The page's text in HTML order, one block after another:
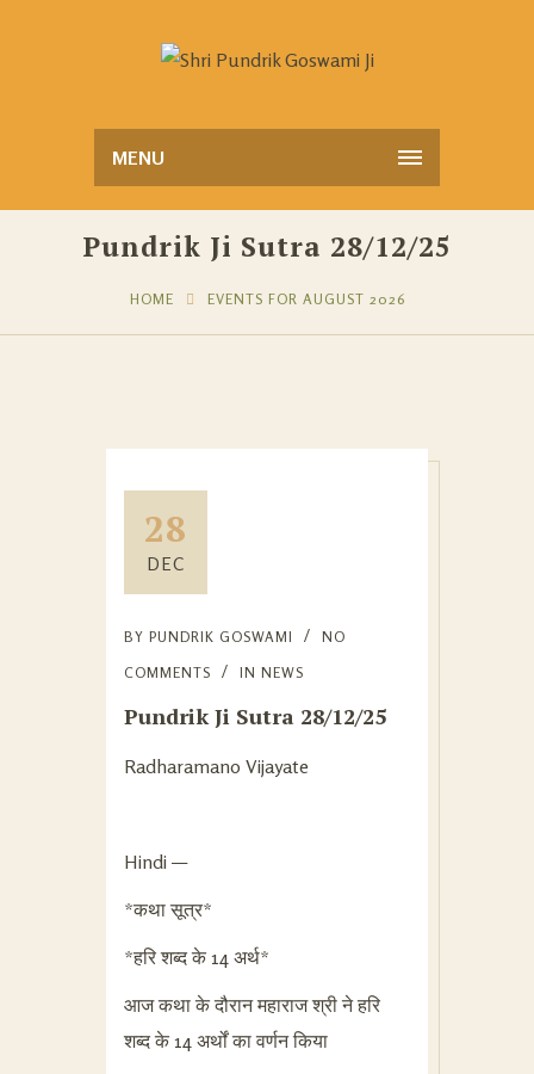
MENU
Pundrik Ji Sutra 28/12/25
HOME EVENTS FOR AUGUST 2026
28
DEC
BY PUNDRIK GOSWAMI
NO
COMMENTS
IN NEWS
Pundrik Ji Sutra 28/12/25
Radharamano Vijayate
Hindi —
*कथा सूत्र*
*हरि शब्द के 14 अर्थ*
आज कथा के दौरान महाराज श्री ने हरि
शब्द के 14 अर्थों का वर्णन किया